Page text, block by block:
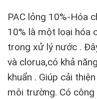
PAC lỏng 10%-Hóa
10% là một loại hóa
trong xử lý nước .
và clorua,có khả
khuẩn . Giúp cải
môi trường. Có